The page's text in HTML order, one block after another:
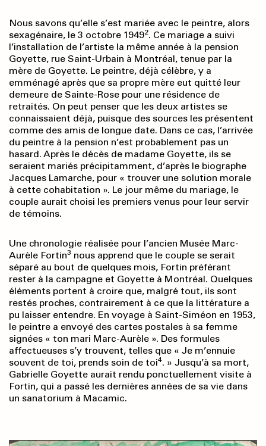
Nous savons qu’elle s’est mariée avec le peintre, alors
sexagénaire, le 3 octobre 19492. Ce mariage a suivi
l’installation de l’artiste la même année à la pension
Goyette, rue Saint-Urbain à Montréal, tenue par la
mère de Goyette. Le peintre, déjà célèbre, y a
emménagé après que sa propre mère eut quitté leur
demeure de Sainte-Rose pour une résidence de
retraités. On peut penser que les deux artistes se
connaissaient déjà, puisque des sources les présentent
comme des amis de longue date. Dans ce cas, l’arrivée
du peintre à la pension n’est probablement pas un
hasard. Après le décès de madame Goyette, ils se
seraient mariés précipitamment, d’après le biographe
Jacques Lamarche, pour « trouver une solution morale
à cette cohabitation ». Le jour même du mariage, le
couple aurait choisi les premiers venus pour leur servir
de témoins.
Une chronologie réalisée pour l’ancien Musée Marc-
Aurèle Fortin3 nous apprend que le couple se serait
séparé au bout de quelques mois, Fortin préférant
rester à la campagne et Goyette à Montréal. Quelques
éléments portent à croire que, malgré tout, ils sont
restés proches, contrairement à ce que la littérature a
pu laisser entendre. En voyage à Saint-Siméon en 1953,
le peintre a envoyé des cartes postales à sa femme
signées « ton mari Marc-Aurèle ». Des formules
affectueuses s’y trouvent, telles que « Je m’ennuie
souvent de toi, prends soin de toi4. » Jusqu’à sa mort,
Gabrielle Goyette aurait rendu ponctuellement visite à
Fortin, qui a passé les dernières années de sa vie dans
un sanatorium à Macamic.